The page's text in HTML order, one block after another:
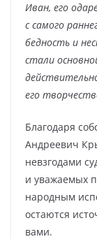
Иван, его
с самого
бедность и
стали
его
Благодаря
Андреевич
невзгодами
и уважаемых
народным
остаются
вами.